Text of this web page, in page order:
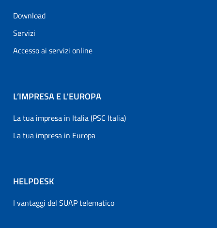
Download
Servizi
Accesso ai servizi online
L’IMPRESA E L'EUROPA
La tua impresa in Italia (PSC Italia)
La tua impresa in Europa
HELPDESK
I vantaggi del SUAP telematico